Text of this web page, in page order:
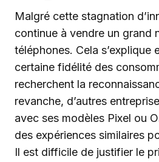
Malgré cette stagnation
continue à vendre un grand
téléphones. Cela s’explique
certaine fidélité des
recherchent la
revanche, d’autres
avec ses modèles Pixel ou
des expériences similaires
Il est difficile de justifier le